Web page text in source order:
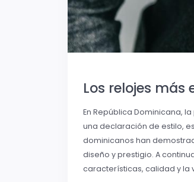
Los relojes más
En República Dominicana,
una declaración de estilo,
dominicanos han
diseño y prestigio. A
características, calidad y la